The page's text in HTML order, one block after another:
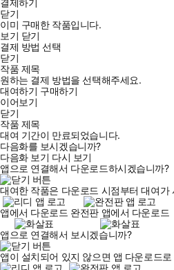
닫기
이미 구매한 작품입니다.
보기 닫기
결제 방법 선택
닫기
작품 제목
원하는 결제 방법을 선택해주세요.
대여하기 구매하기
이어보기
닫기
작품 제목
대여 기간이 만료되었습니다.
다음화를 보시겠습니까?
다음화 보기 다시 보기
앱으로 연결해서 다운로드하시겠습니까?
대여한 작품은 다운로드 시점부터 대여가
앱에서 다운로드 완전판 앱에서 다운로드
앱으로 연결해서 보시겠습니까?
앱이 설치되어 있지 않으면 앱 다운로드